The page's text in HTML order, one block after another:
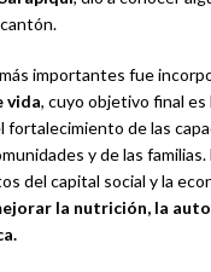
importantes fue
vida, cuyo objetivo final es
fortalecimiento de las
y de las
del capital social y la
la nutrición, la